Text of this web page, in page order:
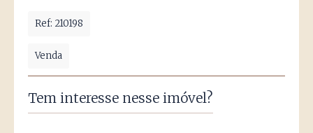
Ref: 210198
Venda
Tem interesse nesse imóvel?